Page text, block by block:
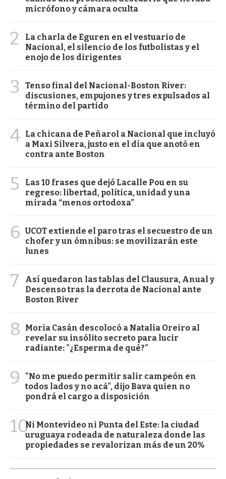
micrófono y cámara oculta
2
La charla de Eguren en el vestuario de
Nacional, el silencio de los futbolistas y el
enojo de los dirigentes
3
Tenso final del Nacional-Boston River:
discusiones, empujones y tres expulsados al
término del partido
4 La chicana de Peñarol a Nacional que incluyó
a Maxi Silvera, justo en el día que anotó en
contra ante Boston
5
Las 10 frases que dejó Lacalle Pou en su
regreso: libertad, política, unidad y una
mirada “menos ortodoxa”
6 UCOT extiende el paro tras el secuestro de un
chofer y un ómnibus: se movilizarán este
lunes
7
Así quedaron las tablas del Clausura, Anual y
Descenso tras la derrota de Nacional ante
Boston River
8
Moria Casán descolocó a Natalia Oreiro al
revelar su insólito secreto para lucir
radiante: "¿Esperma de qué?"
9
"No me puedo permitir salir campeón en
todos lados y no acá", dijo Bava quien no
pondrá el cargo a disposición
10Ni Montevideo ni Punta del Este: la ciudad
uruguaya rodeada de naturaleza donde las
propiedades se revalorizan más de un 20%